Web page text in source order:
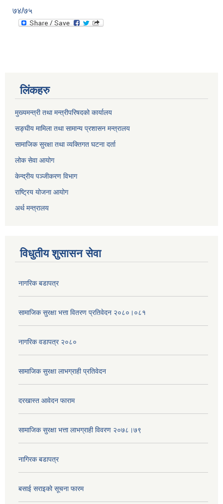
७४/७५
लिंकहरु
मुख्यमन्त्री तथा मन्त्रीपरिषदको कार्यालय
सङ्घीय मामिला तथा सामान्य प्रशासन मन्त्रालय
सामाजिक सुरक्षा तथा व्यक्तिगत घटना दर्ता
लोक सेवा आयोग
केन्द्रीय पञ्जीकरण विभाग
राष्ट्रिय योजना आयोग
अर्थ मन्त्रालय
विधुतीय शुसासन सेवा
नागरिक बडापत्र
सामाजिक सुरक्षा भत्ता वितरण प्रतिवेदन २०८०।०८१
नागरिक वडापत्र २०८०
सामाजिक सुरक्षा लाभग्राही प्रतिवेदन
दरखास्त आवेदन फाराम
सामाजिक सुरक्षा भत्ता लाभग्राही विवरण २०७८।७९
नागिरक बडापत्र
बसाई सराइको सूचना फारम